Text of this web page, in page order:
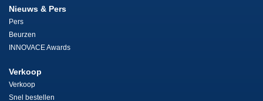
Nieuws & Pers
Pers
Beurzen
INNOVACE Awards
Verkoop
Verkoop
Snel bestellen